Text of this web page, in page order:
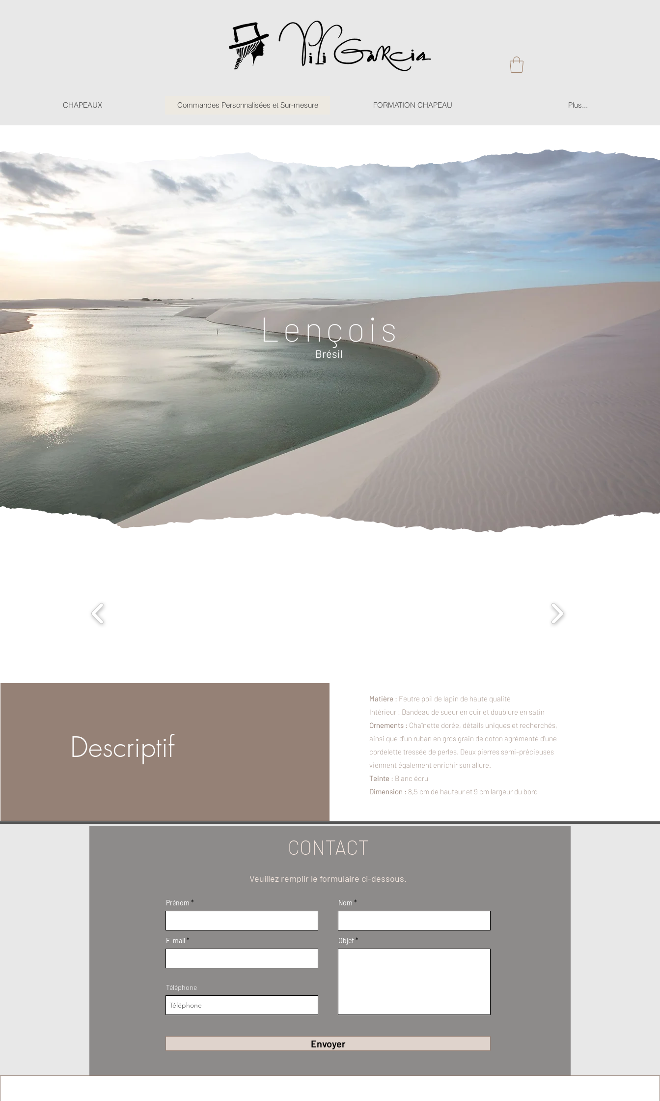
CHAPEAUX Commandes Personnalisées et Sur-mesure FORMATION CHAPEAU Plus...
Lençois
Brésil
Descriptif
Matière : Feutre poil de lapin de haute qualité
Intérieur : Bandeau de sueur en cuir et doublure en satin
Ornements : Chaînette dorée, détails uniques et recherchés,
ainsi que d'un ruban en gros grain de coton agrémenté d'une
cordelette tressée de perles. Deux pierres semi-précieuses
viennent également enrichir son allure.
Teinte : Blanc écru
Dimension : 8,5 cm de hauteur et 9 cm largeur du bord
CONTACT
Veuillez remplir le formulaire ci-dessous.
Prénom
E-mail
Téléphone
Nom
Objet
Envoyer